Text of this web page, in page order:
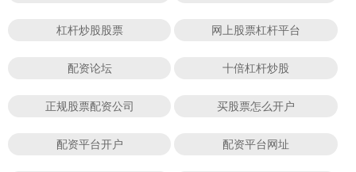
杠杆炒股股票 网上股票杠杆平台
配资论坛 十倍杠杆炒股
正规股票配资公司 买股票怎么开户
配资平台开户 配资平台网址